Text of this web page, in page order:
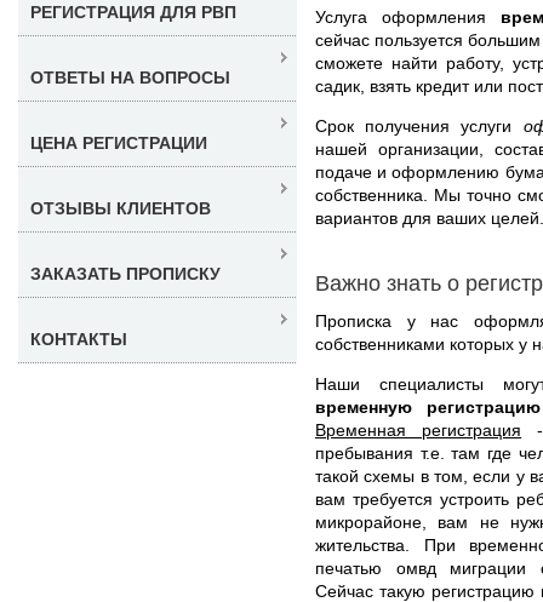
Услуга оформления
сейчас пользуется
сможете найти работу,
садик, взять кредит или
Срок получения услуги
нашей организации,
подаче и оформлению
собственника. Мы точно
вариантов для ваших целей.
Важно знать о
Прописка у нас
собственниками которых у
Наши специалисты
временную
Временная регистрация -
пребывания т.е. там где
такой схемы в том, если у
вам требуется устроить
микрорайоне, вам не
жительства. При
печатью омвд миграции
Сейчас такую
РЕГИСТРАЦИЯ ДЛЯ РВП
ОТВЕТЫ НА ВОПРОСЫ
ЦЕНА РЕГИСТРАЦИИ
ОТЗЫВЫ КЛИЕНТОВ
ЗАКАЗАТЬ ПРОПИСКУ
КОНТАКТЫ